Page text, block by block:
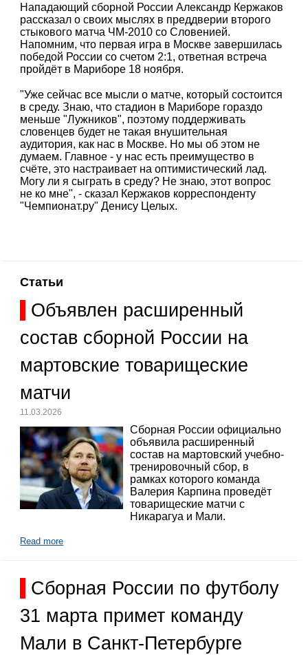
Нападающий сборной России Александр Кержаков
рассказал о своих мыслях в преддверии второго
стыкового матча ЧМ-2010 со Словенией.
Напомним, что первая игра в Москве завершилась
победой России со счетом 2:1, ответная встреча
пройдёт в Мариборе 18 ноября.
"Уже сейчас все мысли о матче, который состоится
в среду. Знаю, что стадион в Мариборе гораздо
меньше "Лужников", поэтому поддерживать
словенцев будет не такая внушительная
аудитория, как нас в Москве. Но мы об этом не
думаем. Главное - у нас есть преимущество в
счёте, это настраивает на оптимистический лад.
Могу ли я сыграть в среду? Не знаю, этот вопрос
не ко мне", - сказал Кержаков корреспонденту
"Чемпионат.ру" Денису Целых.
Статьи
Объявлен расширенный
состав сборной России на
мартовские товарищеские
матчи
11.03.2026
Сборная России официально
объявила расширенный
состав на мартовский учебно-
тренировочный сбор, в
рамках которого команда
Валерия Карпина проведёт
товарищеские матчи с
Никарагуа и Мали.
Read more
Сборная России по футболу
31 марта примет команду
Мали в Санкт-Петербурге